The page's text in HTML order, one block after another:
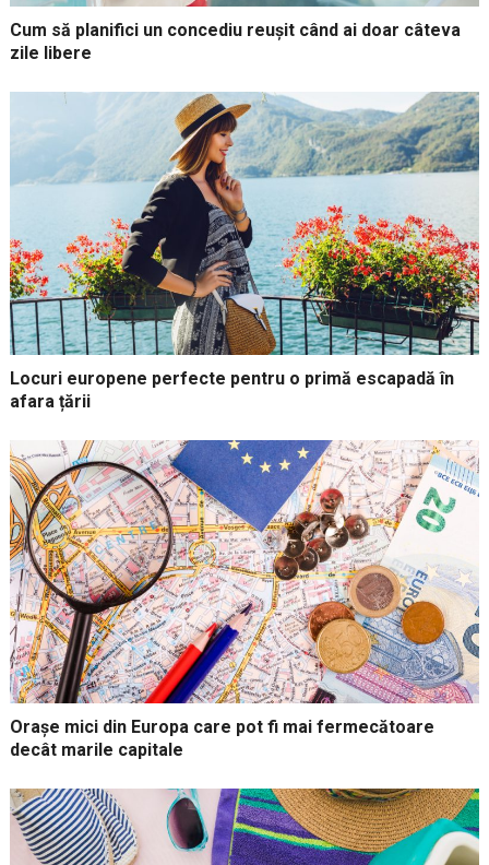
Cum să planifici un concediu reușit când ai doar câteva
zile libere
Locuri europene perfecte pentru o primă escapadă în
afara țării
Orașe mici din Europa care pot fi mai fermecătoare
decât marile capitale